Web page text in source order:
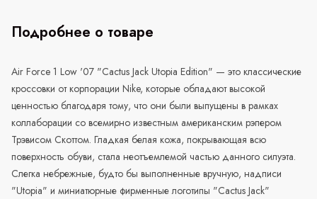
Подробнее о товаре
Air Force 1 Low '07 "Cactus Jack Utopia Edition" — это классические
кроссовки от корпорации Nike, которые обладают высокой
ценностью благодаря тому, что они были выпущены в рамках
коллаборации со всемирно известным американским рэпером
Трэвисом Скоттом. Гладкая белая кожа, покрывающая всю
поверхность обуви, стала неотъемлемой частью данного силуэта.
Слегка небрежные, будто бы выполненные вручную, надписи
"Utopia" и миниатюрные фирменные логотипы "Cactus Jack"